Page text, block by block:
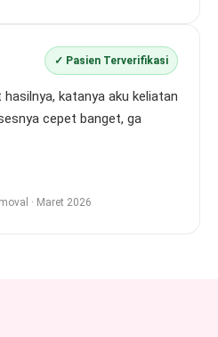
✓ Pasien Terverifikasi
katanya aku keliatan
cepet banget, ga
· Maret 2026